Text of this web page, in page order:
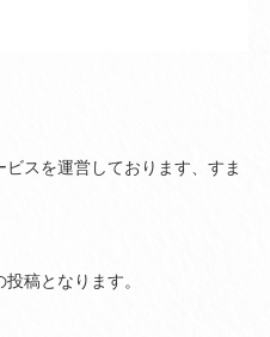
スを運営しております、すま
稿となります。